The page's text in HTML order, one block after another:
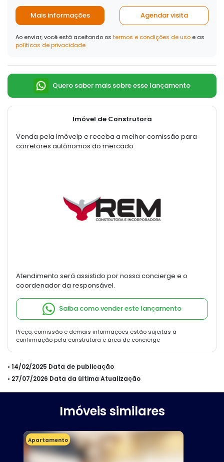
Mais informações Agendar visita
Ao enviar, você está aceitando os termos e condições de uso e as
políticas de privacidade
Quero saber mais sobre esse lançamento
Imóvel de Construtora
Venda pela Imóvelp e receba a melhor comissão para
corretores autônomos do mercado
Atendimento será assistido por nossa concierge e o
coordenador da responsável.
Saiba como vender este lançamento
Preço, comissão e demais informações estão sujeitas a
confirmação pela construtora e área de concierge
• 14/02/2025 Data de publicação
• 27/07/2026 Data da última Atualização
Imóveis similares
Apartamento